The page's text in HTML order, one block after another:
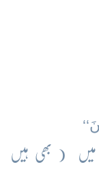
( بھی ہیں